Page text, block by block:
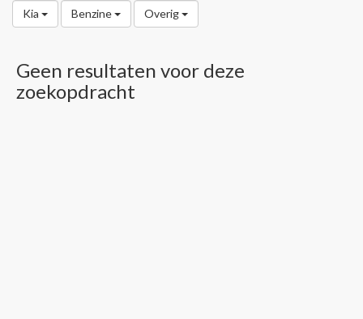
Kia Benzine Overig
Geen resultaten voor deze
zoekopdracht